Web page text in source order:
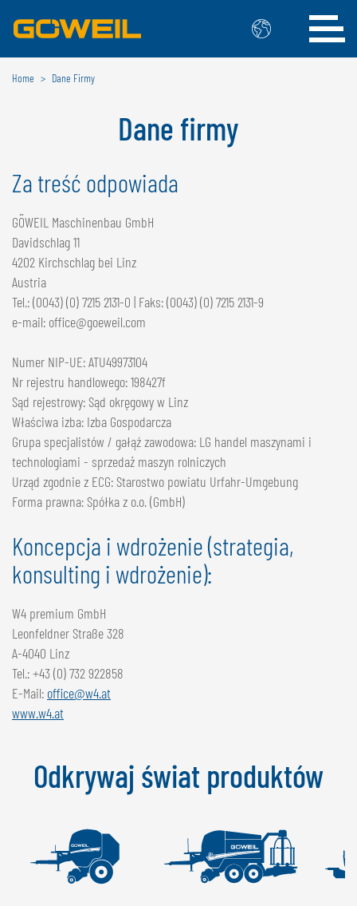
Wybierz swój język / swój kraj
MIĘDZYNARODOWY
GÖWEIL
ENGLISH
FRANÇAIS
NEDERLANDS
BELGIA
NEDERLANDS
FRANÇAIS
DEUTSCH
SZWAJCARIA
GÖWEIL Schweiz
FRANÇAIS
Home Dane Firmy
Dane firmy
Za treść odpowiada
GÖWEIL Maschinenbau GmbH
Davidschlag 11
4202 Kirchschlag bei Linz
Austria
Tel.: (0043) (0) 7215 2131-0 | Faks: (0043) (0) 7215 2131-9
e-mail: office@goeweil.com
Numer NIP-UE: ATU49973104
Nr rejestru handlowego: 198427f
Sąd rejestrowy: Sąd okręgowy w Linz
Właściwa izba: Izba Gospodarcza
Grupa specjalistów / gałąź zawodowa: LG handel maszynami i
technologiami - sprzedaż maszyn rolniczych
Urząd zgodnie z ECG: Starostwo powiatu Urfahr-Umgebung
Forma prawna: Spółka z o.o. (GmbH)
Koncepcja i wdrożenie (strategia,
konsulting i wdrożenie):
W4 premium GmbH
Leonfeldner Straße 328
A-4040 Linz
Tel.: +43 (0) 732 922858
E-Mail: office@w4.at
www.w4.at
Odkrywaj świat produktów